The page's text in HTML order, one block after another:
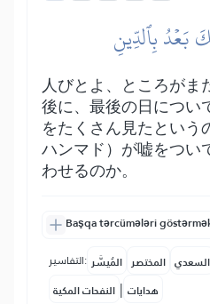
بِٱلدِّينِ
人びとよ、ところがま
後に、最後の日につい
をたくさん見たという
ハンマド）が嘘をつい
わせるのか。
Başqa tərcümələri
التفاسير: المُيسَّر المختصر السعدي
النفحات المكية | هدايات